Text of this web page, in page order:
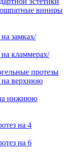
виниры
замках/
кламмерах/
протезы
на верхнюю
нижнюю
на 4
на 6